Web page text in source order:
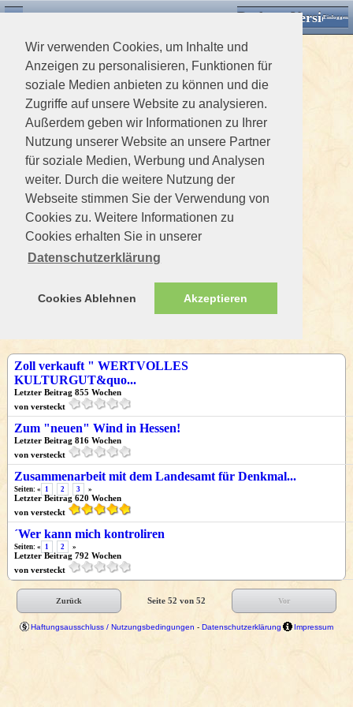
Wir verwenden Cookies, um Inhalte und
Anzeigen zu personalisieren, Funktionen für
soziale Medien anbieten zu können und die
Zugriffe auf unsere Website zu analysieren.
Außerdem geben wir Informationen zu Ihrer
Nutzung unserer Website an unsere Partner
für soziale Medien, Werbung und Analysen
weiter. Durch die weitere Nutzung der
Webseite stimmen Sie der Verwendung von
Cookies zu. Weitere Informationen zu
Cookies erhalten Sie in unserer
Datenschutzerklärung
Cookies Ablehnen Akzeptieren
Desktop VersionEinloggen
Zoll verkauft " WERTVOLLES
KULTURGUT&quo...
Letzter Beitrag 855 Wochen
von versteckt
Zum "neuen" Wind in Hessen!
Letzter Beitrag 816 Wochen
von versteckt
Zusammenarbeit mit dem Landesamt für Denkmal...
Seiten: « 1 2 3 »
Letzter Beitrag 620 Wochen
von versteckt
´Wer kann mich kontroliren
Seiten: « 1 2 »
Letzter Beitrag 792 Wochen
von versteckt
Zurück Seite 52 von 52 Vor
Haftungsausschluss / Nutzungsbedingungen - Datenschutzerklärung Impressum